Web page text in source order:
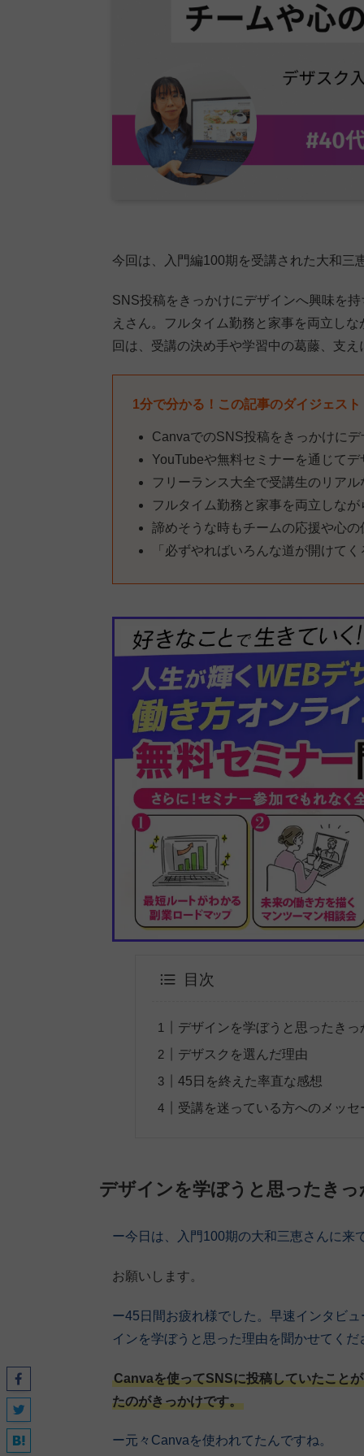
今回は、入門編100期を受講された大和三
SNS投稿をきっかけにデザインへ興味を
えさん。フルタイム勤務と家事を両立し
回は、受講の決め手や学習中の葛藤、支
1分で分かる！この記事のダイジェスト
CanvaでのSNS投稿をきっかけに
YouTubeや無料セミナーを通じて
フリーランス大全で受講生のリア
フルタイム勤務と家事を両立しな
諦めそうな時もチームの応援や心
「必ずやればいろんな道が開けて
目次
デザインを学ぼうと思ったきっ
デザスクを選んだ理由
45日を終えた率直な感想
受講を迷っている方へのメッセ
デザインを学ぼうと思ったきっ
ー今日は、入門100期の大和三恵さんに来
お願いします。
ー45日間お疲れ様でした。早速インタビ
インを学ぼうと思った理由を聞かせてくだ
Canvaを使ってSNSに投稿していたこと
たのがきっかけです。
ー元々Canvaを使われてたんですね。